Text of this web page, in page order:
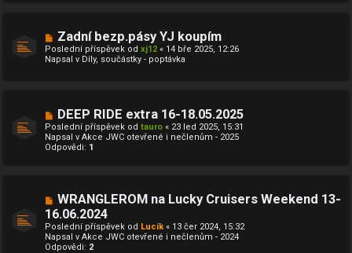
ě
v
e
k
N
o
v
ý
ě
v
e
Zadní bezp.pásy YJ koupím
Poslední příspěvek od xj12 « 14 bře 2025, 12:26
Napsal v Díly, součástky - poptávka
N
o
v
ý
p
p
ě
v
e
k
DEEP RIDE extra 16-18.05.2025
Poslední příspěvek od tauro « 23 led 2025, 15:31
Napsal v Akce JWC otevřené i nečlenům - 2025
Odpovědi: 1
N
o
v
ý
p
ř
WRANGLEROM na Lucky Cruisers Weekend 13-
16.06.2024
Poslední příspěvek od Lucík« 13 čer 2024, 15:32
Napsal v Akce JWC otevřené i nečlenům - 2024
Odpovědi: 2